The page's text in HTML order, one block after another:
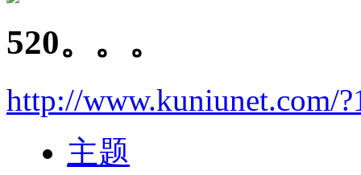
520。。。
http://www.kuniunet.com/
主题